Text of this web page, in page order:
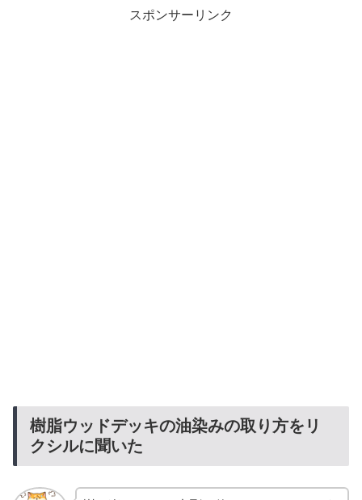
スポンサーリンク
樹脂ウッドデッキの油染みの取り方をリ
クシルに聞いた